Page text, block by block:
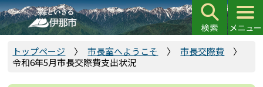
こ
の
ペ
トップページ 市長室へようこそ
市長交際費
令和6年5月市長交際費支出状況